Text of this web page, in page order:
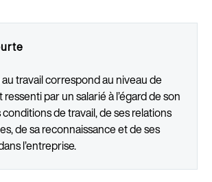
travail correspond au niveau de
par un salarié à l’égard de son
de travail, de ses relations
de sa reconnaissance et de ses
l’entreprise.